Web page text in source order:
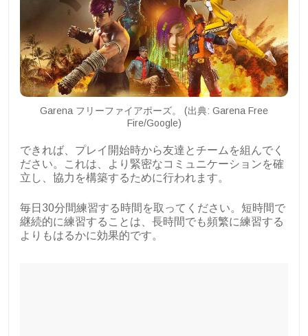
Garena フリーファイアポーズ。 (出典: Garena Free
Fire/Google)
できれば、プレイ開始時から友達とチームを組んでく
ださい。これは、より緊密なコミュニケーションを確
立し、協力を構築するために行われます。
毎日30分間練習する時間を取ってください。短時間で
継続的に練習することは、長時間でも頻繁に練習する
よりもはるかに効果的です。